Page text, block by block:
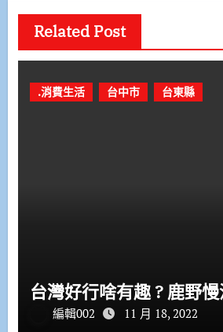
Related Post
.消費生活 台中市 台東縣
台灣好行啥
編輯002 11 月 18, 2022